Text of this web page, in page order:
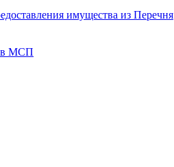
имущества из Перечня
МСП